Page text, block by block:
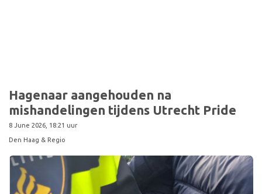
Hagenaar aangehouden na
mishandelingen tijdens Utrecht Pride
8 June 2026, 18:21 uur
Den Haag & Regio